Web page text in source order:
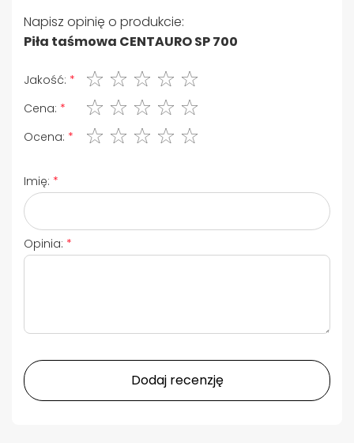
Napisz opinię o produkcie:
Piła taśmowa CENTAURO SP 700
Jakość:
1 gwiazdka
2 gwiazdki
3 gwiazdki4 gwiazdki
Cena:
1 gwiazdka
2 gwiazdki
3 gwiazdki4 gwiazdki
Ocena:
1 gwiazdka
2 gwiazdki
3 gwiazdki4 gwiazdki
Imię:
Opinia:
Dodaj recenzję